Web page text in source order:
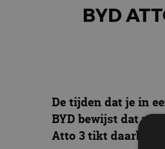
BYD
De tijden dat je in
BYD bewijst dat
Atto 3 tikt daarbij